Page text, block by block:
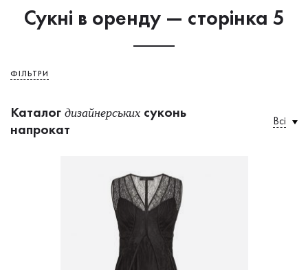
Сукні в оренду — сторінка 5
ФІЛЬТРИ
Каталог дизайнерських суконь
напрокат
Всі